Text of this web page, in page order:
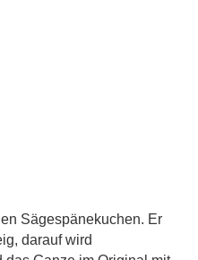
Sägespänekuchen. Er
darauf wird